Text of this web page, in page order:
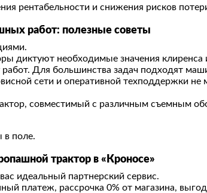
рентабельности и снижения рисков
работ: полезные советы
диктуют необходимые значения клиренса
Для большинства задач подходят
сети и оперативной техподдержки не
совместимый с различным съемным
в поле.
тракторв «Кроносе»
идеальный партнерский сервис.
платеж, рассрочка 0% от магазина,